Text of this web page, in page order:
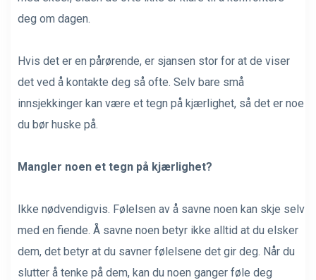
deg om dagen.
Hvis det er en pårørende, er sjansen stor for at de viser
det ved å kontakte deg så ofte. Selv bare små
innsjekkinger kan være et tegn på kjærlighet, så det er noe
du bør huske på.
Mangler noen et tegn på kjærlighet?
Ikke nødvendigvis. Følelsen av å savne noen kan skje selv
med en fiende. Å savne noen betyr ikke alltid at du elsker
dem, det betyr at du savner følelsene det gir deg. Når du
slutter å tenke på dem, kan du noen ganger føle deg